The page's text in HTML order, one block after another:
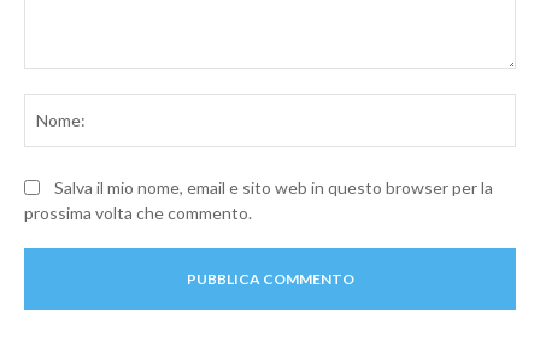
Salva il mio nome, email e sito web in questo browser per la
prossima volta che commento.